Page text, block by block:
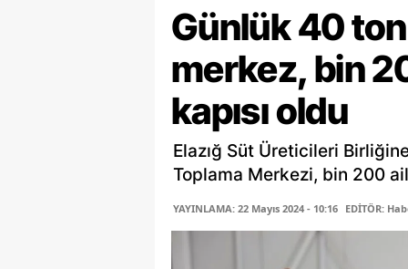
Günlük 40
merkez, bin
kapısı oldu
Elazığ Süt Üreticileri
Toplama Merkezi, bin 200
YAYINLAMA: 22 Mayıs 2024 - 10:16 EDİTÖR: